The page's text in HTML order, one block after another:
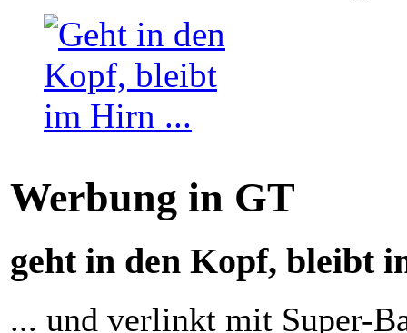
Werbung in GT
geht in den Kopf, bleibt
... und verlinkt mit Super-